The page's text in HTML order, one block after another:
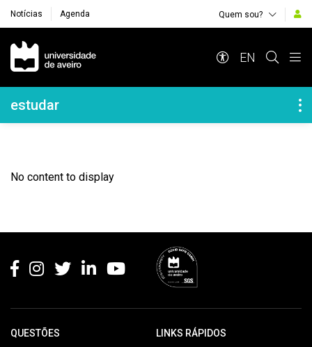
Notícias Agenda Quem sou?
Navegação Principal
EN
Navegação Lateral
estudar
No content to display
QUESTÕES LINKS RÁPIDOS